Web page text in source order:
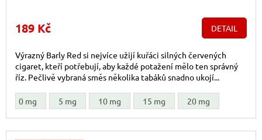
189 Kč DETAIL
Výrazný Barly Red si nejvíce užijí kuřáci silných červených
cigaret, kteří potřebují, aby každé potažení mělo ten správný
říz. Pečlivě vybraná směs několika tabáků snadno ukojí...
0 mg 5 mg 10 mg 15 mg 20 mg